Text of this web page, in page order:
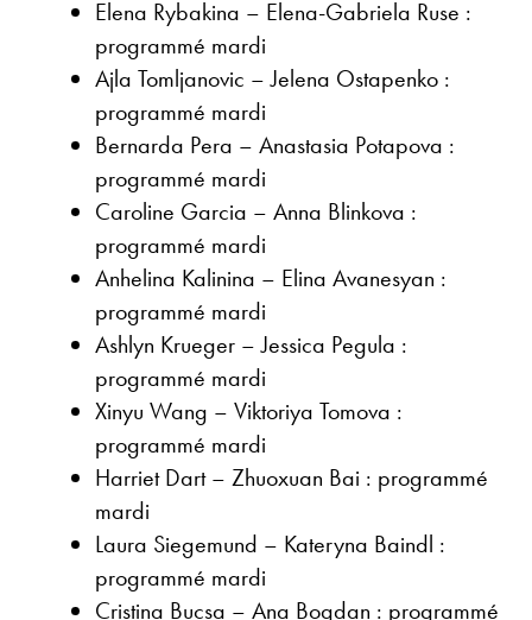
Elena Rybakina – Elena-Gabriela Ruse :
programmé mardi
Ajla Tomljanovic – Jelena Ostapenko :
programmé mardi
Bernarda Pera – Anastasia Potapova :
programmé mardi
Caroline Garcia – Anna Blinkova :
programmé mardi
Anhelina Kalinina – Elina Avanesyan :
programmé mardi
Ashlyn Krueger – Jessica Pegula :
programmé mardi
Xinyu Wang – Viktoriya Tomova :
programmé mardi
Harriet Dart – Zhuoxuan Bai : programmé
mardi
Laura Siegemund – Kateryna Baindl :
programmé mardi
Cristina Bucsa – Ana Bogdan : programmé